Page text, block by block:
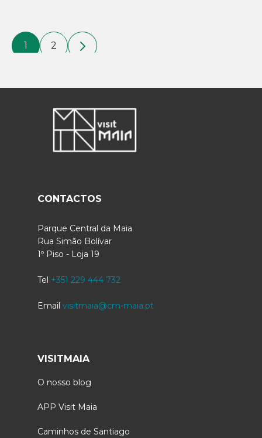
1 2
CONTACTOS
Parque Central da Maia
Rua Simão Bolívar
1º Piso - Loja 19
Tel +351 229 444 732
Email visitmaia@cm-maia.pt
VISITMAIA
O nosso blog
APP Visit Maia
Caminhos de Santiago